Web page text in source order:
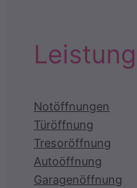
Notöffnungen
Türöffnung
Tresoröffnung
Autoöffnung
Garagenöffnung